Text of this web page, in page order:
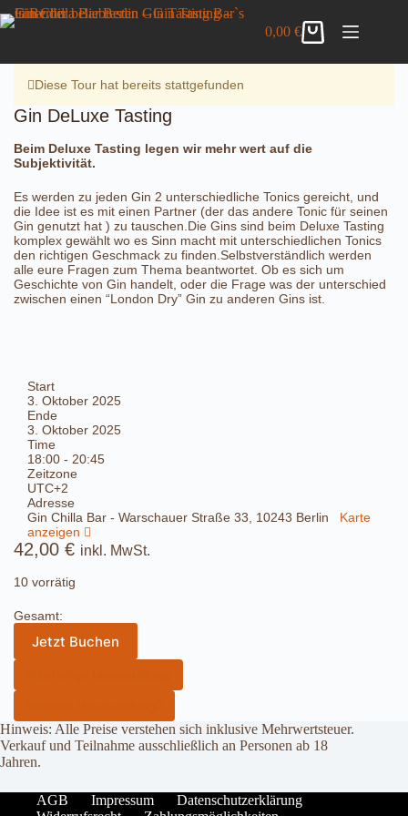
Zum
Inhalt
Gin DeLuxe Tasting
Details anzeigen
Warenkorb
0,00€
Diese Tour hat bereits stattgefunden
Gin DeLuxe Tasting
Beim Deluxe Tasting legen wir mehr wert auf die
Subjektivität.
Es werden zu jeden Gin 2 unterschiedliche Tonics gereicht, und
die Idee ist es mit einen Partner (der das andere Tonic für seinen
Gin genutzt hat ) zu tauschen.Die Gins sind beim Deluxe Tasting
komplex gewählt wo es Sinn macht mit unterschiedlichen Tonics
den richtigen Geschmack zu finden.Selbstverständlich werden
alle eure Fragen zum Thema beantwortet. Ob es sich um
Geschichte von Gin handelt, oder die Frage was der unterschied
zwischen einen “London Dry” Gin zu anderen Gins ist.
Start
3. Oktober 2025
Ende
3. Oktober 2025
Time
18:00 - 20:45
Zeitzone
UTC+2
Adresse
Gin Chilla Bar - Warschauer Straße 33, 10243 Berlin Karte
anzeigen
42,00 € inkl. MwSt.
10 vorrätig
Gesamt:
Jetzt Buchen
Hinweis: Alle Preise verstehen sich inklusive Mehrwertsteuer.
Verkauf und Teilnahme ausschließlich an Personen ab 18
Jahren.
AGB Impressum
Datenschutzerklärung